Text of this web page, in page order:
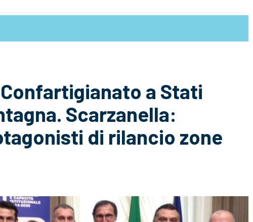
Confartigianato a Stati
Scarzanella:
di rilancio zone